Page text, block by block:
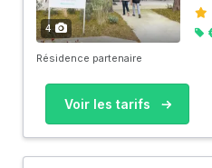
4
Résidence partenaire
Voir les tarifs